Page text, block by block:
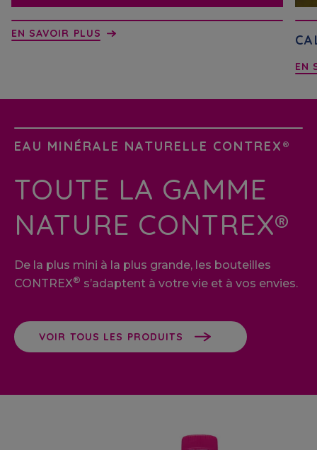
EN SAVOIR PLUS
EN
EAU MINÉRALE NATURELLE CONTREX®
TOUTE LA GAMME
NATURE CONTREX®
De la plus mini à la plus grande, les bouteilles
CONTREX® s’adaptent à votre vie et à vos envies.
VOIR TOUS LES PRODUITS